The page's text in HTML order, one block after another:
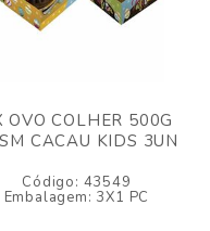
OVO COLHER 500G
CACAU KIDS 3UN
Código: 43549
Embalagem: 3X1 PC